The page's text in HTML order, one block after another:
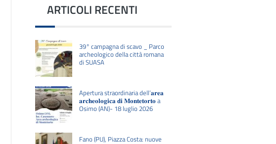
ARTICOLI RECENTI
39° campagna di scavo _ Parco
archeologico della città romana
di SUASA
Apertura straordinaria dell’𝐚𝐫𝐞𝐚
𝐚𝐫𝐜𝐡𝐞𝐨𝐥𝐨𝐠𝐢𝐜𝐚 𝐝𝐢 𝐌𝐨𝐧𝐭𝐞𝐭𝐨𝐫𝐭𝐨 a
Osimo (AN)- 18 luglio 2026
Fano (PU), Piazza Costa: nuove